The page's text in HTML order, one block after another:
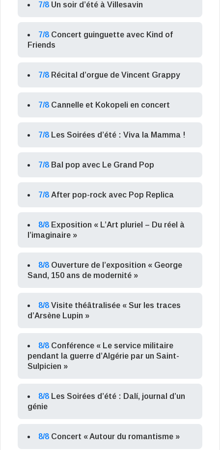
7/8 Un soir d’été à Villesavin
7/8 Concert guinguette avec Kind of
Friends
7/8 Récital d’orgue de Vincent Grappy
7/8 Cannelle et Kokopeli en concert
7/8 Les Soirées d’été : Viva la Mamma !
7/8 Bal pop avec Le Grand Pop
7/8 After pop-rock avec Pop Replica
8/8 Exposition « L’Art pluriel – Du réel à
l’imaginaire »
8/8 Ouverture de l’exposition « George
Sand, 150 ans de modernité »
8/8 Visite théâtralisée « Sur les traces
d’Arsène Lupin »
8/8 Conférence « Le service militaire
pendant la guerre d’Algérie par un Saint-
Sulpicien »
8/8 Les Soirées d’été : Dalí, journal d’un
génie
8/8 Concert « Autour du romantisme »